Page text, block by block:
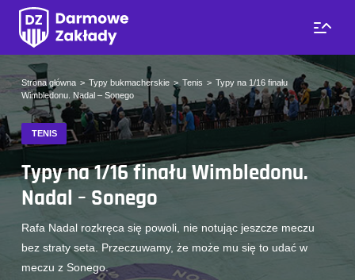
Strona główna Typy bukmacherskie Tenis
Typy na 1/16 finału
Wimbledonu. Nadal – Sonego
TENIS
Typy na 1/16 finału Wimbledonu.
Nadal – Sonego
Rafa Nadal rozkręca się powoli, nie notując jeszcze meczu
bez straty seta. Przeczuwamy, że może mu się to udać w
meczu z Sonego.